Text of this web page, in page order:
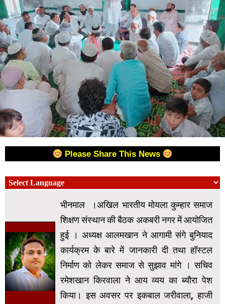
Please Share This News
भीनमाल ।अखिल भारतीय मोयला कुम्हार समाज
शिक्षण संस्थान की बैठक अकबरी नगर में आयोजित
हुई । अध्यक्ष आलमखान ने आगामी संगे बुनियाद
कार्यक्रम के बारे में जानकारी दी तथा हॉस्टल
निर्माण को लेकर समाज से सुझाव मांगे । सचिव
रमेशखान किरवाला ने आय व्यय का ब्यौरा पेश
किया। इस अवसर पर इकबाल जरीवाला, हाजी